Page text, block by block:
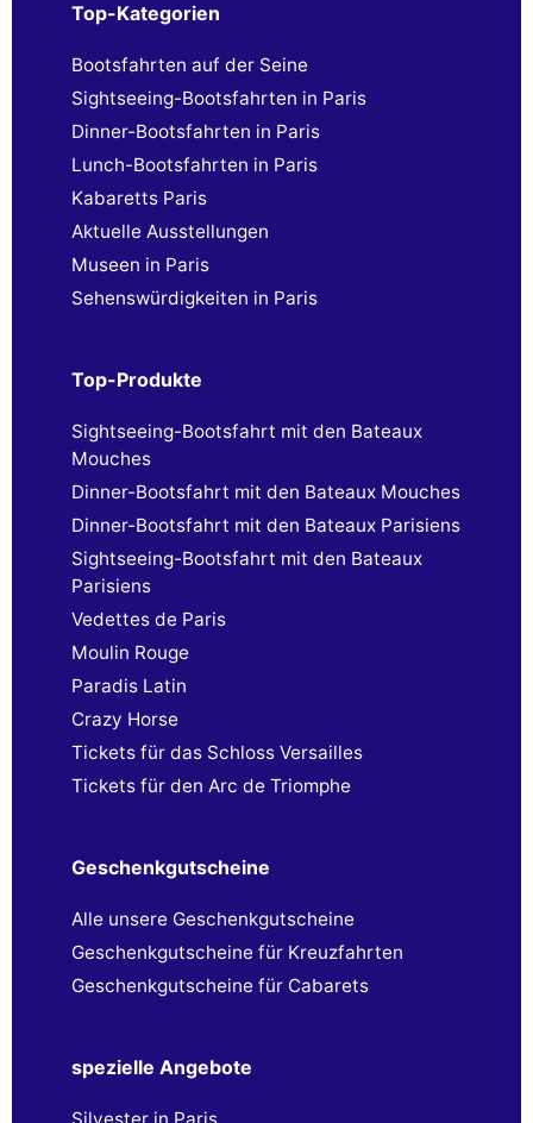
Top-Kategorien
Bootsfahrten auf der Seine
Sightseeing-Bootsfahrten in Paris
Dinner-Bootsfahrten in Paris
Lunch-Bootsfahrten in Paris
Kabaretts Paris
Aktuelle Ausstellungen
Museen in Paris
Sehenswürdigkeiten in Paris
Top-Produkte
Sightseeing-Bootsfahrt mit den Bateaux
Mouches
Dinner-Bootsfahrt mit den Bateaux Mouches
Dinner-Bootsfahrt mit den Bateaux Parisiens
Sightseeing-Bootsfahrt mit den Bateaux
Parisiens
Vedettes de Paris
Moulin Rouge
Paradis Latin
Crazy Horse
Tickets für das Schloss Versailles
Tickets für den Arc de Triomphe
Geschenkgutscheine
Alle unsere Geschenkgutscheine
Geschenkgutscheine für Kreuzfahrten
Geschenkgutscheine für Cabarets
spezielle Angebote